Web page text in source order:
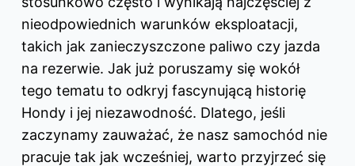
nieodpowiednich warunków eksploatacji,
takich jak zanieczyszczone paliwo czy jazda
na rezerwie. Jak już poruszamy się wokół
tego tematu to odkryj fascynującą historię
Hondy i jej niezawodność. Dlatego, jeśli
zaczynamy zauważać, że nasz samochód nie
pracuje tak jak wcześniej, warto przyjrzeć się